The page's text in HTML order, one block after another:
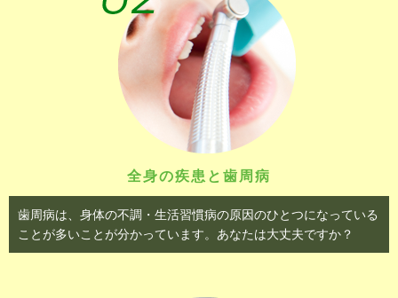
1月矯正歯科の診療日について
1月の休診日のお知らせ
深見台歯科クリニック休診のお知らせ
12月の休診日のお知らせ
全身の疾患と歯周病
歯周病は、身体の不調・生活習慣病の原因のひとつになっている
ことが多いことが分かっています。あなたは大丈夫ですか？